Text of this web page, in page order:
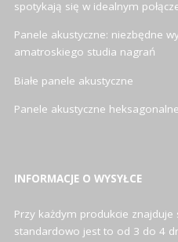
spotykają się w idealnym
Panele akustyczne: niezbędne
amatroskiego studia nagrań
Białe panele akustyczne
Panele akustyczne
INFORMACJE O WYSYŁCE
Przy każdym produkcie
standardowo jest to od 3 do 4